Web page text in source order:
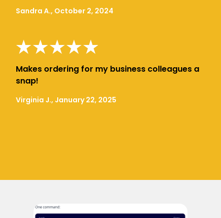
Sandra A., October 2, 2024
Makes ordering for my business colleagues a
snap!
Virginia J., January 22, 2025